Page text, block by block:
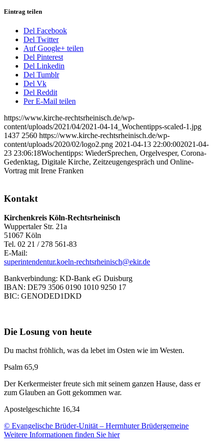
Eintrag teilen
Del Facebook
Del Twitter
Auf Google+ teilen
Del Pinterest
Del Linkedin
Del Tumblr
Del Vk
Del Reddit
Per E-Mail teilen
https://www.kirche-rechtsrheinisch.de/wp-
content/uploads/2021/04/2021-04-14_Wochentipps-scaled-1.jpg
1437 2560 https://www.kirche-rechtsrheinisch.de/wp-
content/uploads/2020/02/logo2.png 2021-04-13 22:00:002021-04-
23 23:06:18Wochentipps: WiederSprechen, Orgelvesper, Corona-
Gedenktag, Digitale Kirche, Zeitzeugengespräch und Online-
Vortrag mit Irene Franken
Kontakt
Kirchenkreis Köln-Rechtsrheinisch
Wuppertaler Str. 21a
51067 Köln
Tel. 02 21 / 278 561-83
E-Mail:
superintendentur.koeln-rechtsrheinisch@ekir.de
Bankverbindung: KD-Bank eG Duisburg
IBAN: DE79 3506 0190 1010 9250 17
BIC: GENODED1DKD
Die Losung von heute
Du machst fröhlich, was da lebet im Osten wie im Westen.
Psalm 65,9
Der Kerkermeister freute sich mit seinem ganzen Hause, dass er
zum Glauben an Gott gekommen war.
Apostelgeschichte 16,34
© Evangelische Brüder-Unität – Herrnhuter Brüdergemeine
Weitere Informationen finden Sie hier